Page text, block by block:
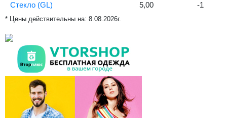
Стекло (GL)
5,00 -1
* Цены действительны на: 8.08.2026г.